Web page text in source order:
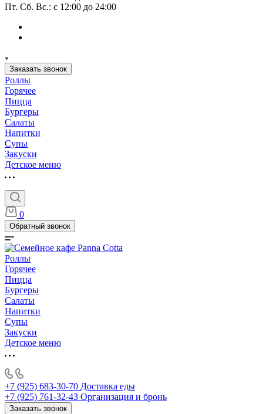
Пт. Сб. Вс.: с 12:00 до 24:00
Заказать звонок
Роллы
Горячее
Пицца
Бургеры
Салаты
Напитки
Супы
Закуски
Детское меню
0
Обратный звонок
Роллы
Горячее
Пицца
Бургеры
Салаты
Напитки
Супы
Закуски
Детское меню
+7 (925) 683-30-70 Доставка еды
+7 (925) 761-32-43 Организация и бронь
Заказать звонок